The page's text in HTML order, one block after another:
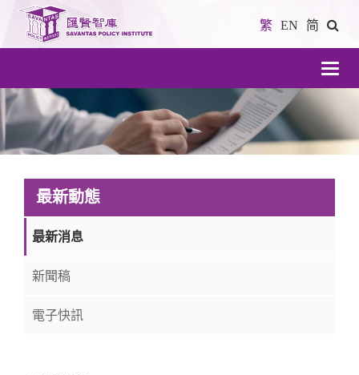
繁 EN 简
導
航
最新動態
最新消息
新聞稿
電子快訊